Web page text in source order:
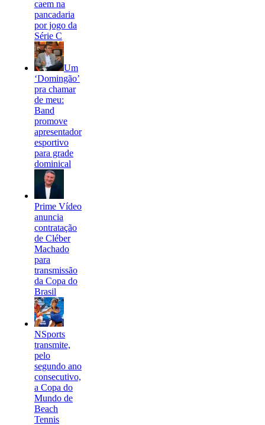
caem na
pancadaria
por jogo da
Série C
Um
‘Domingão’
pra chamar
de meu:
Band
promove
apresentador
esportivo
para grade
dominical
Prime Vídeo
anuncia
contratação
de Cléber
Machado
para
transmissão
da Copa do
Brasil
NSports
transmite,
pelo
segundo ano
consecutivo,
a Copa do
Mundo de
Beach
Tennis